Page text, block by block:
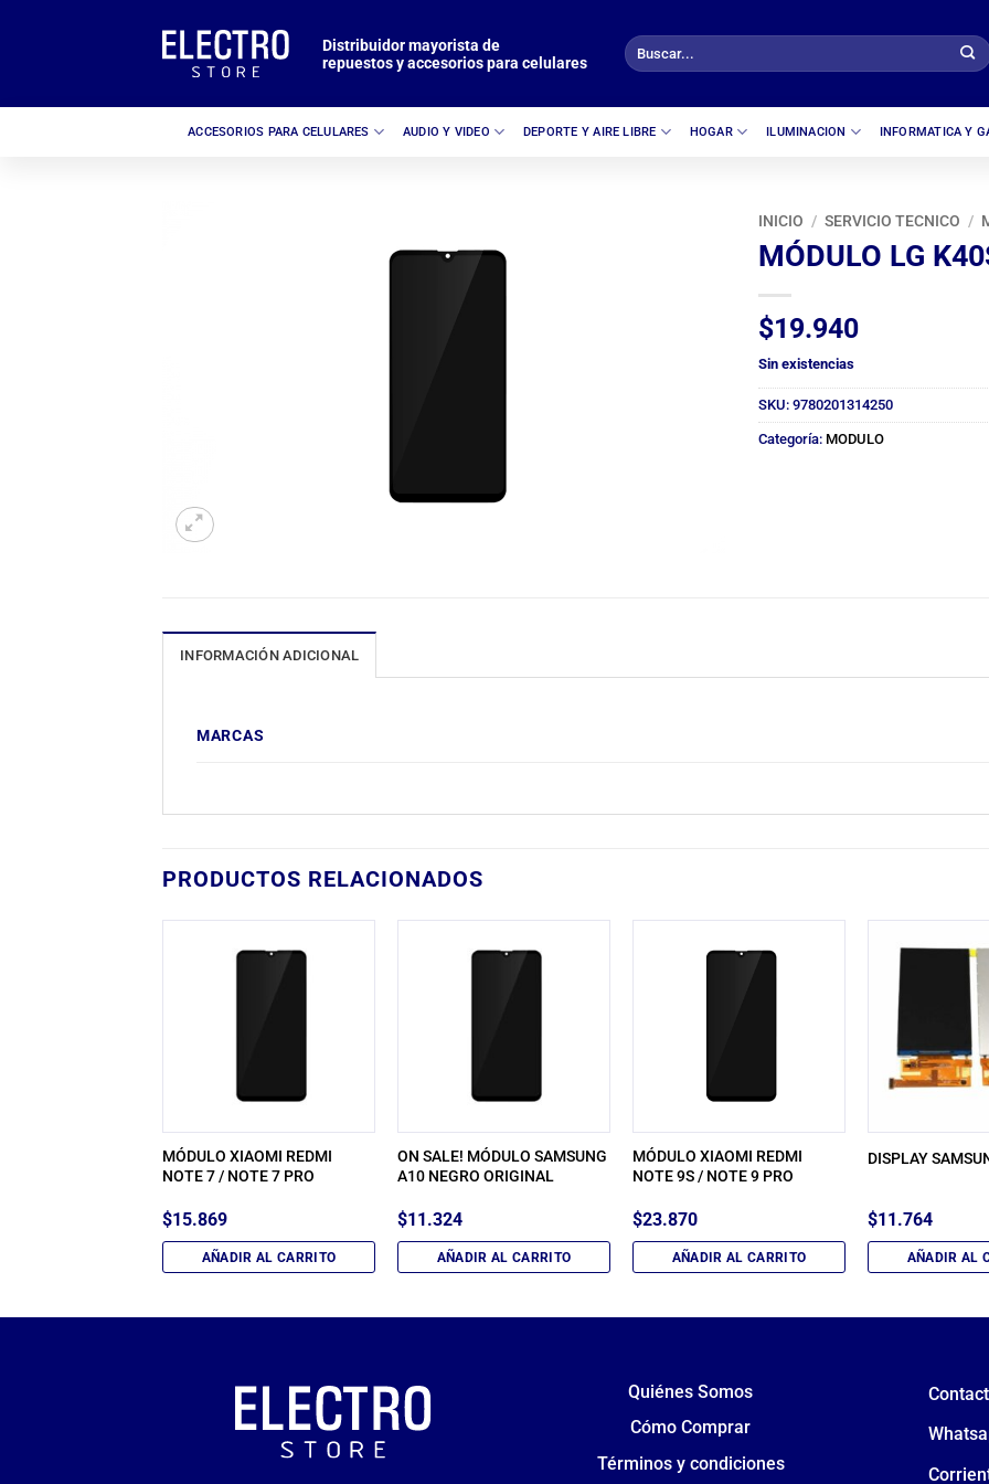
Distribuidor mayorista de
repuestos y accesorios para celulares
Buscar
por:
ACCESORIOS PARA CELULARES AUDIO Y VIDEO DEPORTE Y AIRE LIBRE HOGAR ILUMINACION INFORMATICA Y
INICIO / SERVICIO TECNICO /
MÓDULO LG
$19.940
Sin existencias
SKU: 9780201314250
Categoría: MODULO
INFORMACIÓN ADICIONAL
MARCAS
PRODUCTOS RELACIONADOS
MÓDULO XIAOMI REDMI
NOTE 7 / NOTE 7 PRO
$15.869
AÑADIR AL CARRITO
ON SALE! MÓDULO SAMSUNG
A10 NEGRO ORIGINAL
$11.324
AÑADIR AL CARRITO
MÓDULO XIAOMI REDMI
NOTE 9S / NOTE 9 PRO
$23.870
AÑADIR AL CARRITO
DISPLAY
$11.764
AÑADIR AL
Quiénes Somos
Cómo Comprar
Términos y condiciones